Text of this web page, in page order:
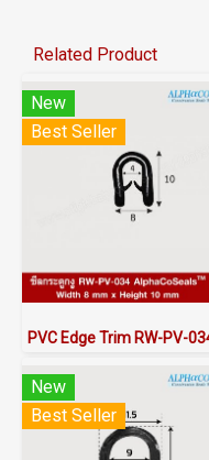
Related Product
New
Best Seller
New
Best Seller